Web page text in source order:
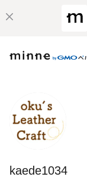
kaede1034